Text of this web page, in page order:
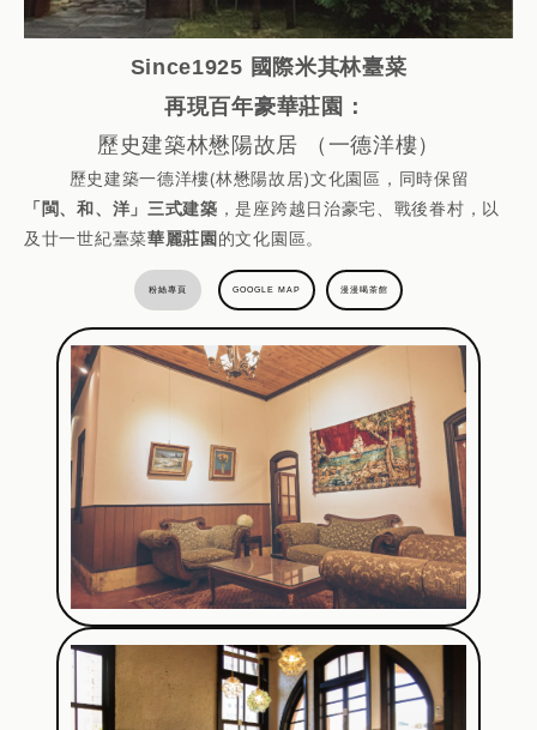
Since1925 國際米其林臺菜
再現百年豪華莊園：
歷史建築林懋陽故居 （一德洋樓）
歷史建築一德洋樓(林懋陽故居)文化園區，同時保留
「閩、和、洋」三式建築 ，是座跨越日治豪宅、戰後眷村，以
及廿一世紀臺菜華麗莊園的文化園區。
粉絲專頁 GOOGLE MAP 漫漫喝茶館